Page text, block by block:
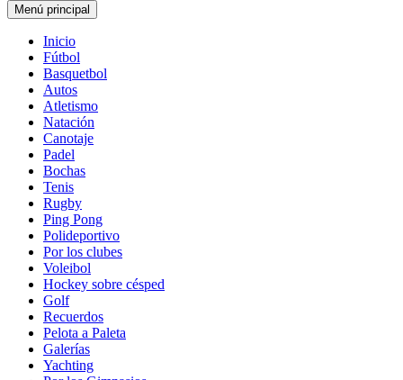
Menú principal
Inicio
Fútbol
Basquetbol
Autos
Atletismo
Natación
Canotaje
Padel
Bochas
Tenis
Rugby
Ping Pong
Polideportivo
Por los clubes
Voleibol
Hockey sobre césped
Golf
Recuerdos
Pelota a Paleta
Galerías
Yachting